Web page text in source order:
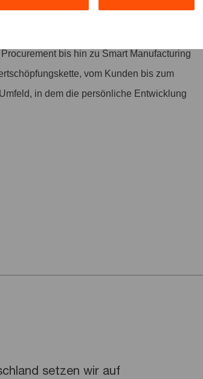
Blockchain, Cloud Computing: Neue
unseren Kunden dabei mit
bis hin zu Smart Manufacturing
vom Kunden bis zum
in dem die persönliche Entwicklung
setzen wir auf